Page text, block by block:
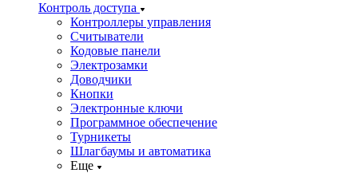
Контроль доступа
Контроллеры управления
Считыватели
Кодовые панели
Электрозамки
Доводчики
Кнопки
Электронные ключи
Программное обеспечение
Турникеты
Шлагбаумы и автоматика
Еще